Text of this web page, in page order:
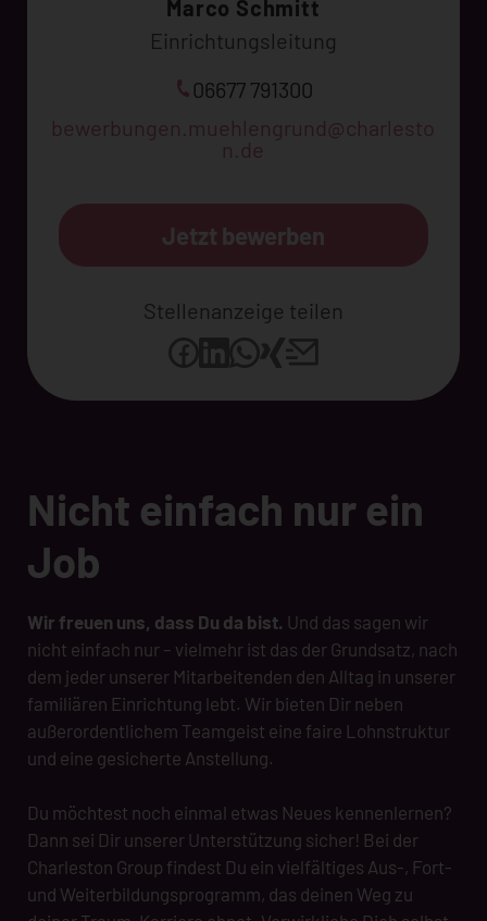
Marco Schmitt
Einrichtungsleitung
06677 791300
bewerbungen.muehlengrund@charlesto
n.de
Jetzt bewerben
Stellenanzeige teilen
Nicht einfach nur ein
Job
Wir freuen uns, dass Du da bist. Und das sagen wir
nicht einfach nur – vielmehr ist das der Grundsatz, nach
dem jeder unserer Mitarbeitenden den Alltag in unserer
familiären Einrichtung lebt. Wir bieten Dir neben
außerordentlichem Teamgeist eine faire Lohnstruktur
und eine gesicherte Anstellung.
Du möchtest noch einmal etwas Neues kennenlernen?
Dann sei Dir unserer Unterstützung sicher! Bei der
Charleston Group findest Du ein vielfältiges Aus-, Fort-
und Weiterbildungsprogramm, das deinen Weg zu